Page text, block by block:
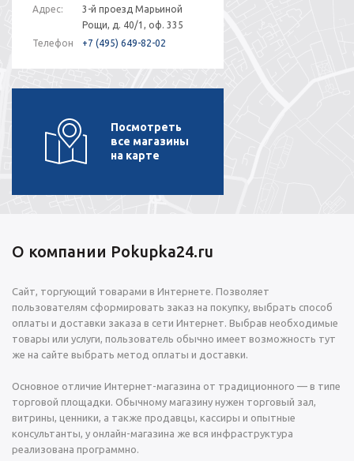
Адрес:
3-й проезд Марьиной
Рощи, д. 40/1, оф. 335
Телефон
+7 (495) 649-82-02
Посмотреть
все магазины
на карте
О компании Pokupka24.ru
Сайт, торгующий товарами в Интернете. Позволяет
пользователям сформировать заказ на покупку, выбрать способ
оплаты и доставки заказа в сети Интернет. Выбрав необходимые
товары или услуги, пользователь обычно имеет возможность тут
же на сайте выбрать метод оплаты и доставки.
Основное отличие Интернет-магазина от традиционного — в типе
торговой площадки. Обычному магазину нужен торговый зал,
витрины, ценники, а также продавцы, кассиры и опытные
консультанты, у онлайн-магазина же вся инфраструктура
реализована программно.